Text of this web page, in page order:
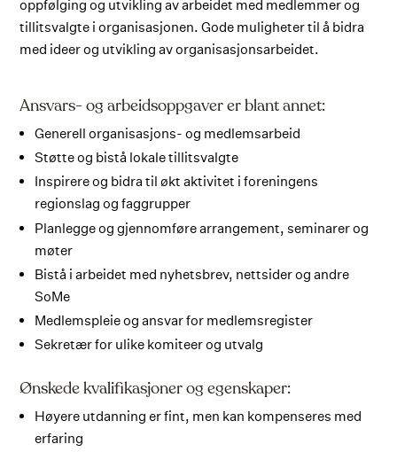
oppfølging og utvikling av arbeidet med medlemmer og
tillitsvalgte i organisasjonen. Gode muligheter til å bidra
med ideer og utvikling av organisasjonsarbeidet.
Ansvars- og arbeidsoppgaver er blant annet:
Generell organisasjons- og medlemsarbeid
Støtte og bistå lokale tillitsvalgte
Inspirere og bidra til økt aktivitet i foreningens
regionslag og faggrupper
Planlegge og gjennomføre arrangement, seminarer og
møter
Bistå i arbeidet med nyhetsbrev, nettsider og andre
SoMe
Medlemspleie og ansvar for medlemsregister
Sekretær for ulike komiteer og utvalg
Ønskede kvalifikasjoner og egenskaper:
Høyere utdanning er fint, men kan kompenseres med
erfaring